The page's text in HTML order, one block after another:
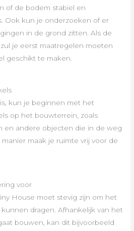
of de bodem stabiel en
Ook kun je onderzoeken of er
in de grond zitten. Als de
je eerst maatregelen moeten
geschikt te maken.
kun je beginnen met het
op het bouwterrein, zoals
en andere objecten die in de weg
maak je ruimte vrij voor de
voor
House moet stevig zijn om het
dragen. Afhankelijk van het
bouwen, kan dit bijvoorbeeld